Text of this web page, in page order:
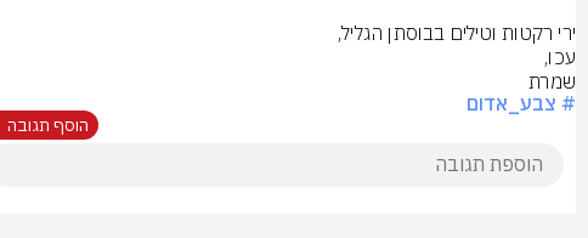
שמרת
# צבע_אדום
הוסף תגובה